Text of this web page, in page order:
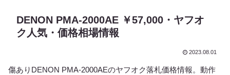
DENON PMA-2000AE ￥57,000・ヤフオ
ク人気・価格相場情報
2023.08.01
傷ありDENON PMA-2000AEのヤフオク落札価格情報。動作